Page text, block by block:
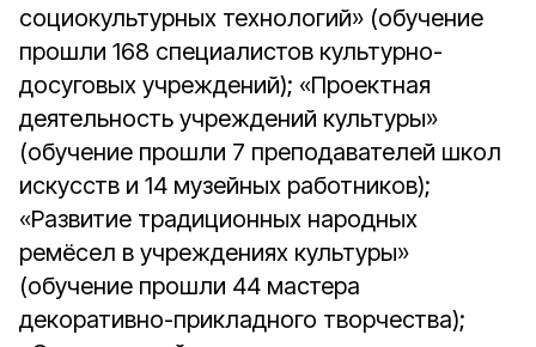
социокультурных технологий» (обучение
прошли 168 специалистов культурно-
досуговых учреждений); «Проектная
деятельность учреждений культуры»
(обучение прошли 7 преподавателей школ
искусств и 14 музейных работников);
«Развитие традиционных народных
ремёсел в учреждениях культуры»
(обучение прошли 44 мастера
декоративно-прикладного творчества);